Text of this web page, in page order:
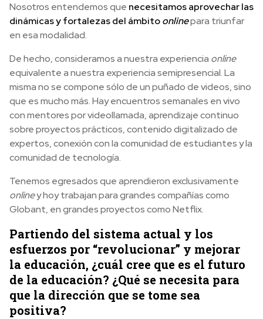
Nosotros entendemos que necesitamos aprovechar las
dinámicas y fortalezas del ámbitoonlinepara triunfar
en esa modalidad.
De hecho, consideramos a nuestra experiencia online
equivalente a nuestra experiencia semipresencial. La
misma no se compone sólo de un puñado de videos, sino
que es mucho más. Hay encuentros semanales en vivo
con mentores por videollamada, aprendizaje continuo
sobre proyectos prácticos, contenido digitalizado de
expertos, conexión con la comunidad de estudiantes y la
comunidad de tecnología.
Tenemos egresados que aprendieron exclusivamente
onliney hoy trabajan para grandes compañías como
Globant, en grandes proyectos como Netflix.
Partiendo del sistema actual y los
esfuerzos por “revolucionar” y mejorar
la educación, ¿cuál cree que es el futuro
de la educación? ¿Qué se necesita para
que la dirección que se tome sea
positiva?